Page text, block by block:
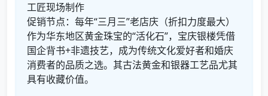
工匠现场制作
促销节点：每年“三月三”老店庆（折扣力度最大）
作为华东地区黄金珠宝的“活化石”，宝庆银楼凭借
国企背书+非遗技艺，成为传统文化爱好者和婚庆
消费者的品质之选。其古法黄金和银器工艺品尤其
具有收藏价值。